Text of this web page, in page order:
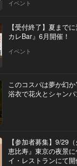
イベント
【受付終了】夏まで
カレBar』6月開催！
イベント
このコスパは夢か幻
浴衣で花火とシャンパ
【参加者募集】9/29
恵比寿』東京の夜景
イ・レストランにて開